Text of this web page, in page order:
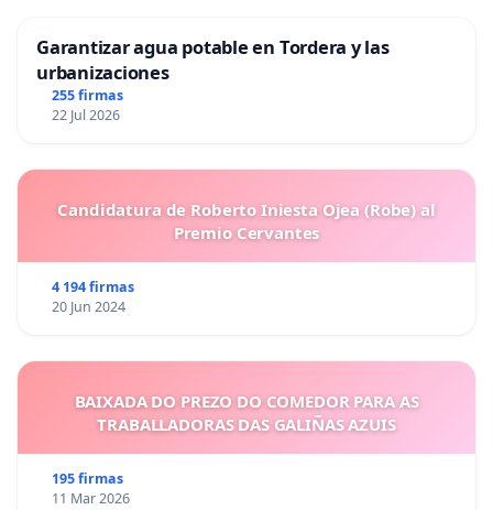
Garantizar agua potable en Tordera y las
urbanizaciones
255 firmas
22 Jul 2026
Candidatura de Roberto Iniesta Ojea (Robe) al
Premio Cervantes
4 194 firmas
20 Jun 2024
BAIXADA DO PREZO DO COMEDOR PARA AS
TRABALLADORAS DAS GALIÑAS AZUIS
195 firmas
11 Mar 2026